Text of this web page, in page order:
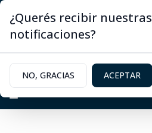
¿Querés recibir nuestras
notificaciones?
NO, GRACIAS ACEPTAR